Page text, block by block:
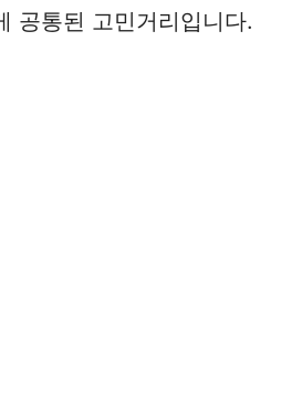
공통된 고민거리입니다.